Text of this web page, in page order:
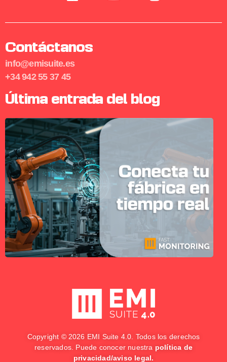
Contáctanos
info@emisuite.es
+34 942 55 37 45
Última entrada del blog
Copyright © 2026 EMI Suite 4.0. Todos los derechos
reservados. Puede conocer nuestra política de
privacidad/aviso legal.